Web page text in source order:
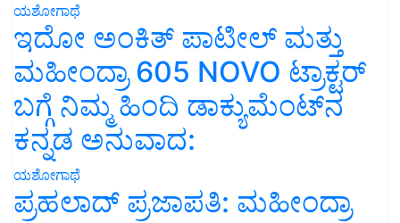
ಯಶೋಗಾಥೆ
ಇದೋ ಅಂಕಿತ್ ಪಾಟೀಲ್ ಮತ್ತು
ಮಹೀಂದ್ರಾ 605 NOVO ಟ್ರಾಕ್ಟರ್
ಬಗ್ಗೆ ನಿಮ್ಮ ಹಿಂದಿ ಡಾಕ್ಯುಮೆಂಟ್‌ನ
ಕನ್ನಡ ಅನುವಾದ:
ಯಶೋಗಾಥೆ
ಪ್ರಹಲಾದ್ ಪ್ರಜಾಪತಿ: ಮಹೀಂದ್ರಾ